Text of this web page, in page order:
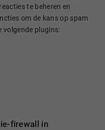
te beheren en
om de kans op spam
volgende plugins:
firewall in